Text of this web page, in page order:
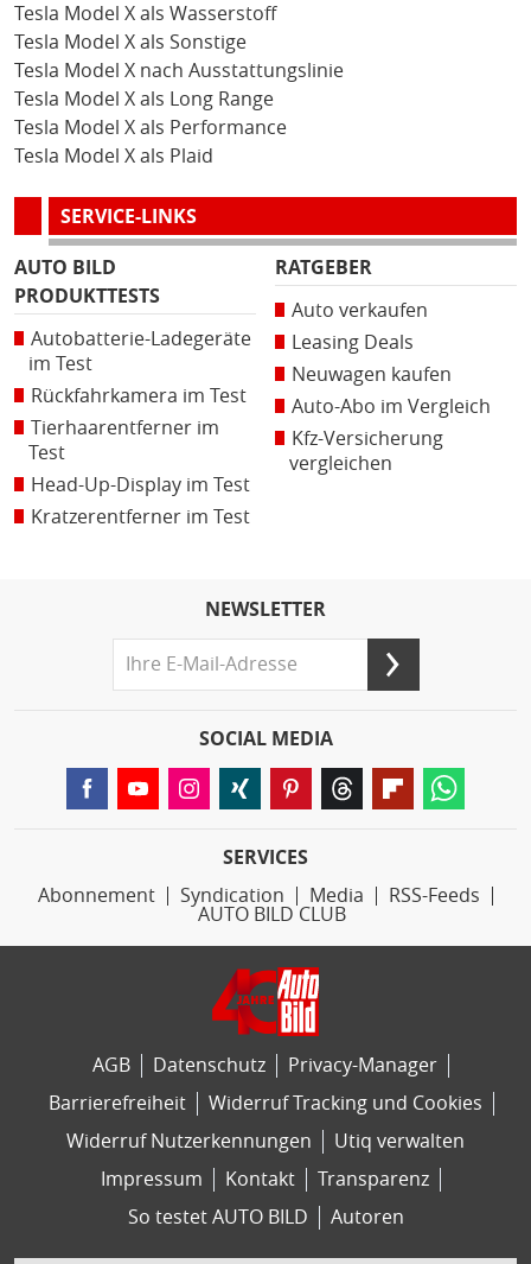
Tesla Model X als Wasserstoff
Tesla Model X als Sonstige
Tesla Model X nach Ausstattungslinie
Tesla Model X als Long Range
Tesla Model X als Performance
Tesla Model X als Plaid
SERVICE-LINKS
AUTO BILD
PRODUKTTESTS
Autobatterie-Ladegeräte
im Test
Rückfahrkamera im Test
Tierhaarentferner im
Test
Head-Up-Display im Test
Kratzerentferner im Test
RATGEBER
Auto verkaufen
Leasing Deals
Neuwagen kaufen
Auto-Abo im Vergleich
Kfz-Versicherung
vergleichen
NEWSLETTER
SOCIAL MEDIA
SERVICES
Abonnement
Syndication Media
RSS-Feeds
AUTO BILD CLUB
AGB Datenschutz
Privacy-Manager
Barrierefreiheit
Widerruf Tracking und Cookies
Widerruf Nutzerkennungen
Utiq verwalten
Impressum
Kontakt
Transparenz
So testet AUTO BILD
Autoren